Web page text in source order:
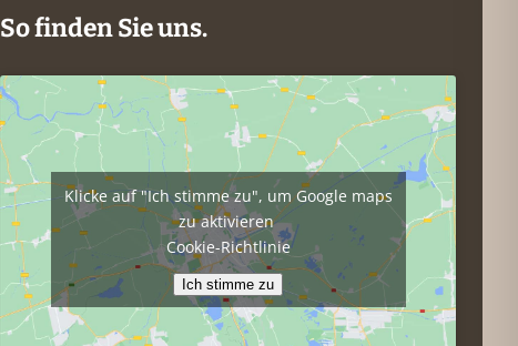
So finden Sie uns.
Klicke auf "Ich stimme zu", um Google maps
zu aktivieren
Cookie-Richtlinie
Ich stimme zu